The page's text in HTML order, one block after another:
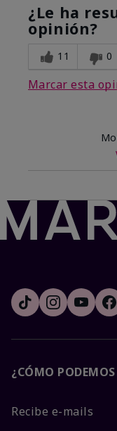
¿Le ha
opinión?
11 0
Marcar esta
¿CÓMO
Recibe e-mails